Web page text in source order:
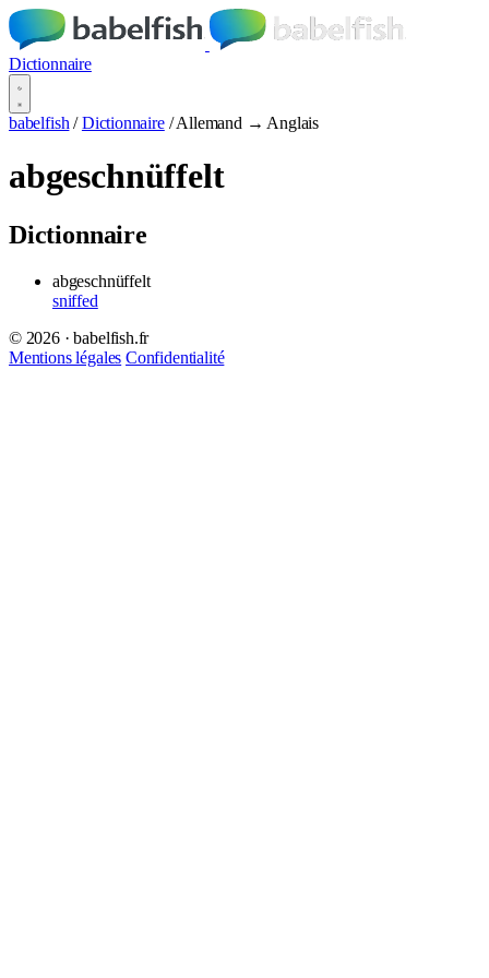
Dictionnaire
babelfish / Dictionnaire / Allemand → Anglais
abgeschnüffelt
Dictionnaire
abgeschnüffelt
sniffed
© 2026 · babelfish.fr
Mentions légales Confidentialité